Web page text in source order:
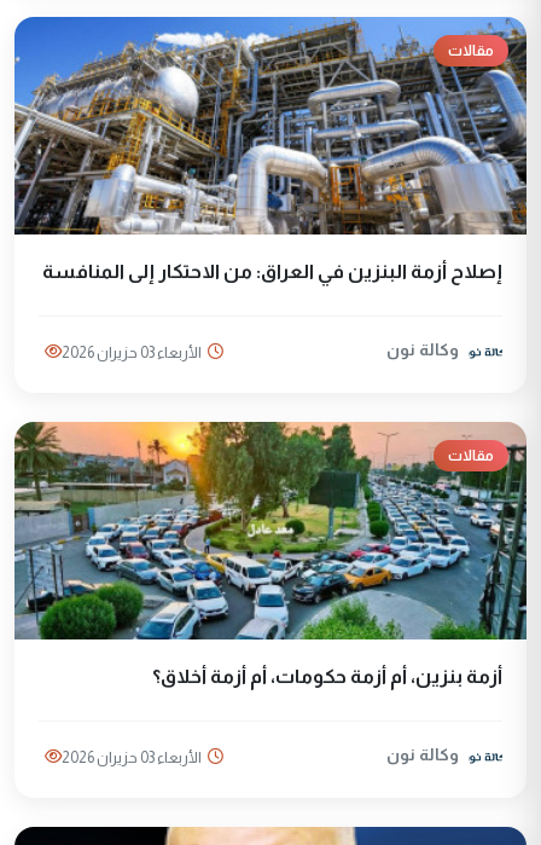
مقالات
إصلاح أزمة البنزين في العراق: من الاحتكار إلى المنافسة
وكالة نون الأربعاء 03 حزيران 2026
مقالات
أزمة بنزين، أم أزمة حكومات، أم أزمة أخلاق؟
وكالة نون الأربعاء 03 حزيران 2026